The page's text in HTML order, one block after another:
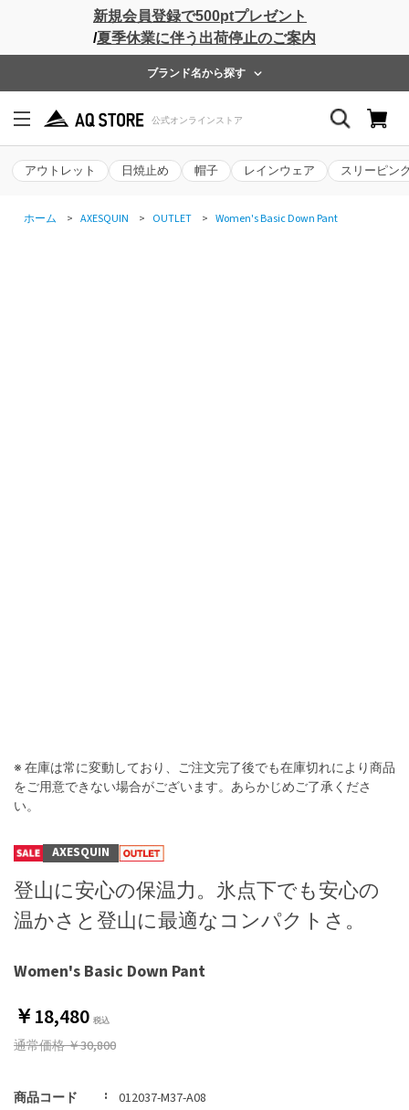
新規会員登録で500ptプレゼント
/夏季休業に伴う出荷停止のご案内
ブランド名から探す
アウトレット 日焼止め 帽子 レインウェア スリーピン
ホーム > AXESQUIN > OUTLET > Women's Basic Down Pant
※ 在庫は常に変動しており、ご注文完了後でも在庫切れにより商品
をご用意できない場合がございます。あらかじめご了承くださ
い。
Women's Basic Down Pant
AXESQUIN
登山に安心の保温力。氷点下でも安心の
温かさと登山に最適なコンパクトさ。
￥18,480
通常価格￥30,800
商品コード 012037-M37-A08